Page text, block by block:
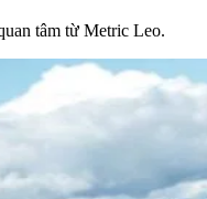
tâm từ Metric Leo.